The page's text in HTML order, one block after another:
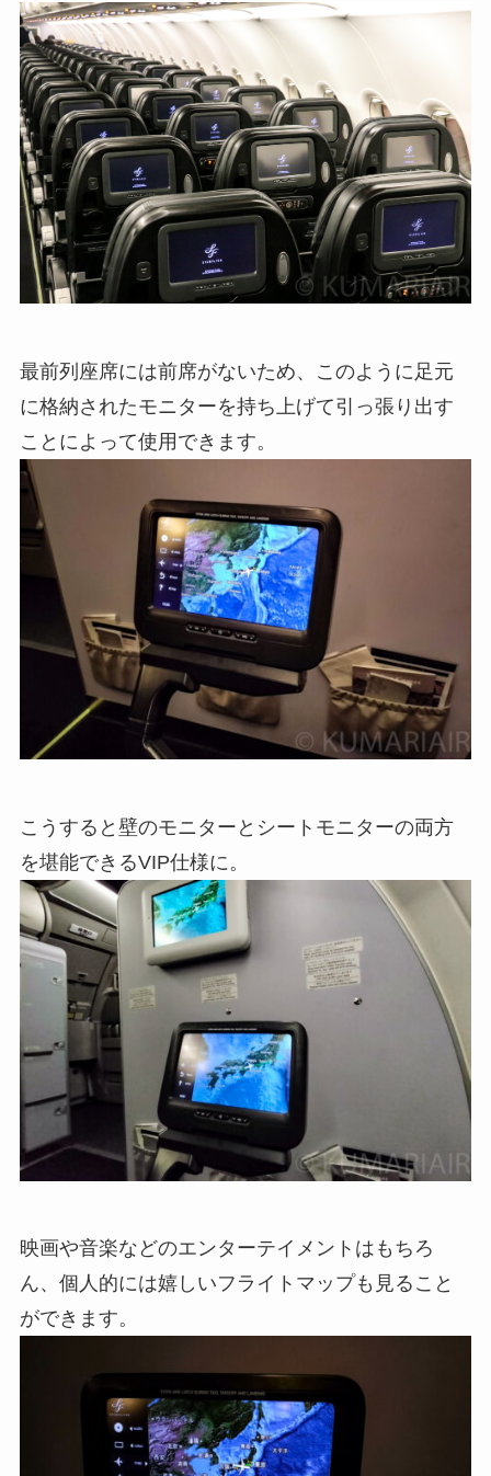
最前列座席には前席がないため、このように足元
に格納されたモニターを持ち上げて引っ張り出す
ことによって使用できます。
こうすると壁のモニターとシートモニターの両方
を堪能できるVIP仕様に。
映画や音楽などのエンターテイメントはもちろ
ん、個人的には嬉しいフライトマップも見ること
ができます。